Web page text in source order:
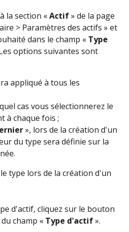
la section « Actif » de la page
> Paramètres des actifs » et
dans le champ « Type
options suivantes sont
appliqué à tous les
cas vous sélectionnerez le
à chaque fois ;
», lors de la création d'un
du type sera définie sur la
type lors de la création d'un
d'actif, cliquez sur le bouton
champ « Type d'actif ».